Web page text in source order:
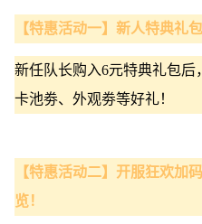
【特惠活动一】新人特典礼包
新任队长购入6元特典礼包
卡池劵、外观劵等好礼！
【特惠活动二】开服狂欢加
览！